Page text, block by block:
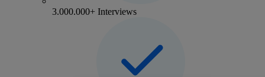
3.000.000+ Interviews